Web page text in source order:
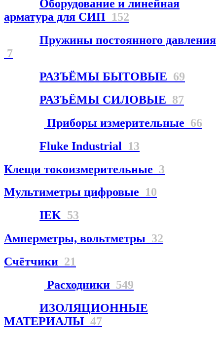
Оборудование и линейная
арматура для СИП 152
Пружины постоянного давления
7
РАЗЪЁМЫ БЫТОВЫЕ 69
РАЗЪЁМЫ СИЛОВЫЕ 87
Приборы измерительные 66
Fluke Industrial 13
Клещи токоизмерительные 3
Мультиметры цифровые 10
IEK 53
Амперметры, вольтметры 32
Счётчики 21
Расходники 549
ИЗОЛЯЦИОННЫЕ
МАТЕРИАЛЫ 47